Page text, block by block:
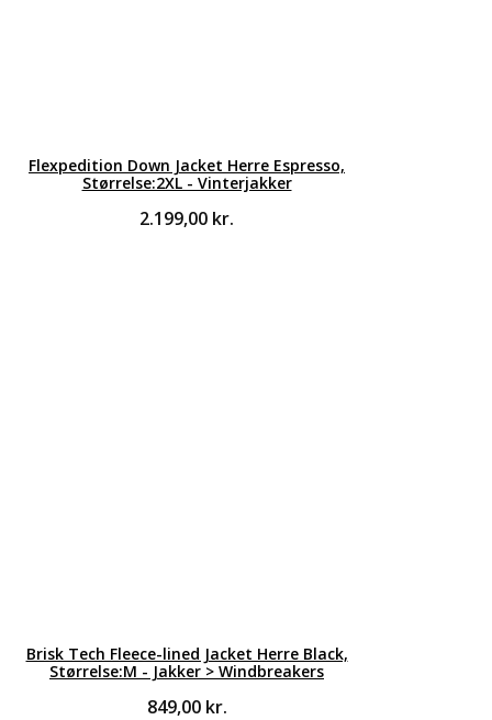
Flexpedition Down Jacket Herre Espresso,
Størrelse:2XL - Vinterjakker
2.199,00 kr.
Brisk Tech Fleece-lined Jacket Herre Black,
Størrelse:M - Jakker > Windbreakers
849,00 kr.